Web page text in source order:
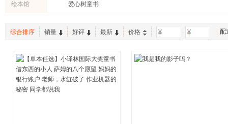
绘本馆 爱心树童书
综合排序 销量 好评 最新 价格 - 配